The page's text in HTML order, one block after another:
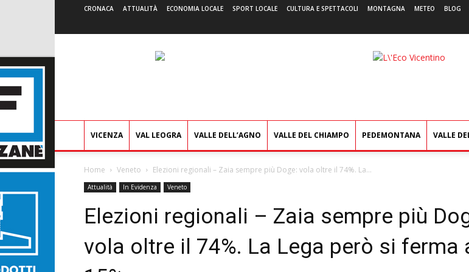
CRONACA ATTUALITÀ ECONOMIA LOCALE SPORT LOCALE CULTURA E SPETTACOLI MONTAGNA METEO BLOG
L'Eco
VICENZA VAL LEOGRA VALLE DELL’AGNO VALLE DEL CHIAMPO PEDEMONTANA VALLE
Home Veneto Elezioni regionali – Zaia sempre più Doge: vola oltre il 74%. La...
Attualità In Evidenza Veneto
Elezioni regionali – Zaia sempre più
vola oltre il 74%. La Lega però si ferma